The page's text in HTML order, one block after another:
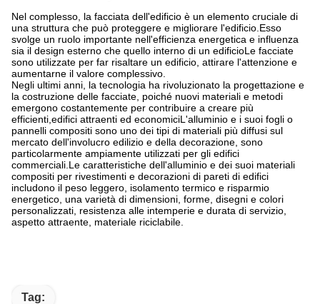
Nel complesso, la facciata dell'edificio è un elemento cruciale di
una struttura che può proteggere e migliorare l'edificio.Esso
svolge un ruolo importante nell'efficienza energetica e influenza
sia il design esterno che quello interno di un edificioLe facciate
sono utilizzate per far risaltare un edificio, attirare l'attenzione e
aumentarne il valore complessivo.
Negli ultimi anni, la tecnologia ha rivoluzionato la progettazione e
la costruzione delle facciate, poiché nuovi materiali e metodi
emergono costantemente per contribuire a creare più
efficienti,edifici attraenti ed economiciL'alluminio e i suoi fogli o
pannelli compositi sono uno dei tipi di materiali più diffusi sul
mercato dell'involucro edilizio e della decorazione, sono
particolarmente ampiamente utilizzati per gli edifici
commerciali.Le caratteristiche dell'alluminio e dei suoi materiali
compositi per rivestimenti e decorazioni di pareti di edifici
includono il peso leggero, isolamento termico e risparmio
energetico, una varietà di dimensioni, forme, disegni e colori
personalizzati, resistenza alle intemperie e durata di servizio,
aspetto attraente, materiale riciclabile.
Tag: